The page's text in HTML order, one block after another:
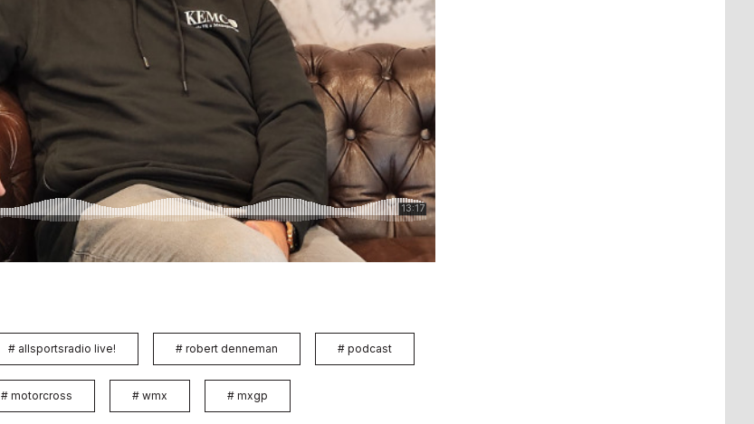
# allsportsradio live! # robert denneman # podcast
# motorcross # wmx # mxgp